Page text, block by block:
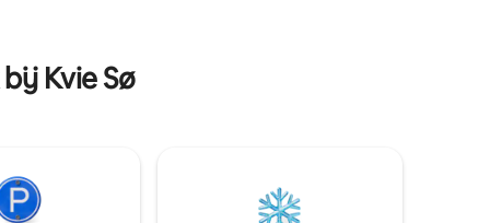
sfeer op de prachtige terrassen.
Kvie Sø